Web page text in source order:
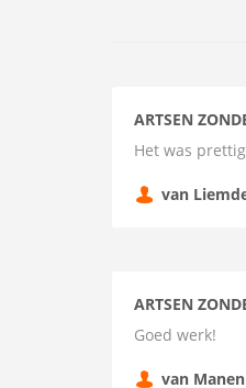
ARTSEN
Het was
van
ARTSEN
Goed werk!
van Manen